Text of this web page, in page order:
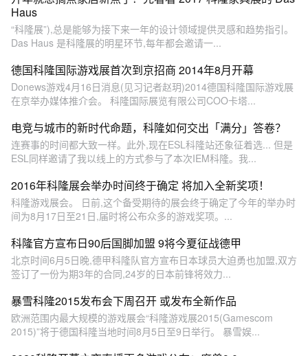
Haus
“科隆展”),总是能够为接下来一年的设计领域提供灵感和趋势指引。
Das Haus 是科隆展的明星环节,每年都会邀请一...
德国科隆国际游戏展首次到京招商 2014年8月开幕
Donews游戏4月16日消息(见习记者赵玥)2014德国科隆国际游戏展
在京举办媒体推介会。 科隆国际展览有限公司COO卡塔...
电竞与城市的新时代命题，科隆如何交出「满分」答卷？
连赛事的时间都大致一样。此外,现在ESL科隆站还象征着选... 但是
ESL同样邀请了我以线上的方式参与了本次IEM科隆。我...
2016年科隆展会举办时间终于确定 将加入全新奖项！
科隆游戏展会。 日前,这个备受期待的展会终于确定了今年的举办时
间为8月17日至21日,届时将公布众多的游戏奖项。...
科隆官方宣布日90后国脚加盟 9将今夏征战德甲
北京时间6月5日晚,德甲科隆队官方宣布日本球员大迫勇也加盟,双方
签订了一份为期3年的合同,24岁的日本前锋将效力...
暴雪科隆2015发布会下周召开 或发布全新作品
欧洲范围内最大规模的游戏展会“科隆游戏展2015(Gamescom
2015)”将于德国科隆当地时间8月5日至9日举行。 暴雪娱...